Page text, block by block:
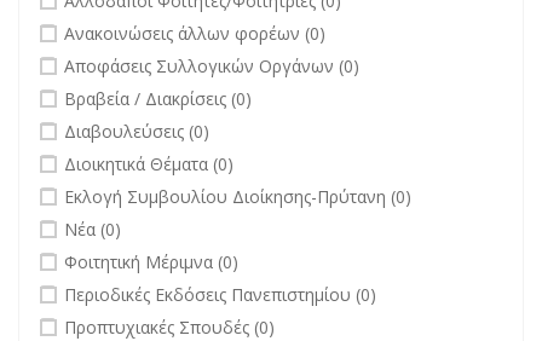
undefined
Ανακοινώσεις άλλων φορέων (0)
undefined
Αποφάσεις Συλλογικών Οργάνων (0)
undefined
Βραβεία / Διακρίσεις (0)
undefined
Διαβουλεύσεις (0)
undefined
Διοικητικά Θέματα (0)
undefined
Εκλογή Συμβουλίου Διοίκησης-Πρύτανη (0)
undefined
Νέα (0)
undefined
Φοιτητική Μέριμνα (0)
undefined
Περιοδικές Εκδόσεις Πανεπιστημίου (0)
undefined
Προπτυχιακές Σπουδές (0)